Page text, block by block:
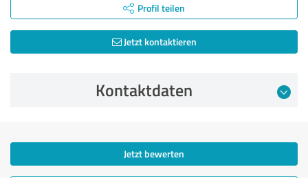
Profil teilen
Jetzt kontaktieren
Kontaktdaten
Jetzt bewerten